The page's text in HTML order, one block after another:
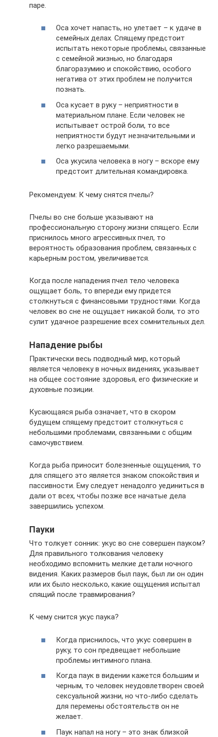
паре.
Оса хочет напасть, но улетает – к удаче в
семейных делах. Спящему предстоит
испытать некоторые проблемы, связанные
с семейной жизнью, но благодаря
благоразумию и спокойствию, особого
негатива от этих проблем не получится
познать.
Оса кусает в руку – неприятности в
материальном плане. Если человек не
испытывает острой боли, то все
неприятности будут незначительными и
легко разрешаемыми.
Оса укусила человека в ногу – вскоре ему
предстоит длительная командировка.
Рекомендуем: К чему снятся пчелы?
Пчелы во сне больше указывают на
профессиональную сторону жизни спящего. Если
приснилось много агрессивных пчел, то
вероятность образования проблем, связанных с
карьерным ростом, увеличивается.
Когда после нападения пчел тело человека
ощущает боль, то впереди ему придется
столкнуться с финансовыми трудностями. Когда
человек во сне не ощущает никакой боли, то это
сулит удачное разрешение всех сомнительных дел.
Нападение рыбы
Практически весь подводный мир, который
является человеку в ночных видениях, указывает
на общее состояние здоровья, его физические и
духовные позиции.
Кусающаяся рыба означает, что в скором
будущем спящему предстоит столкнуться с
небольшими проблемами, связанными с общим
самочувствием.
Когда рыба приносит болезненные ощущения, то
для спящего это является знаком спокойствия и
пассивности. Ему следует ненадолго уединиться в
дали от всех, чтобы позже все начатые дела
завершились успехом.
Пауки
Что толкует сонник: укус во сне совершен пауком?
Для правильного толкования человеку
необходимо вспомнить мелкие детали ночного
видения. Каких размеров был паук, был ли он один
или их было несколько, какие ощущения испытал
спящий после травмирования?
К чему снится укус паука?
Когда приснилось, что укус совершен в
руку, то сон предвещает небольшие
проблемы интимного плана.
Когда паук в видении кажется большим и
черным, то человек неудовлетворен своей
сексуальной жизни, но что-либо сделать
для перемены обстоятельств он не
желает.
Паук напал на ногу – это знак близкой